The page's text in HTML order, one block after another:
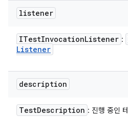
listener
ITestInvocationListener :
Listener
description
TestDescription : 진행 중인